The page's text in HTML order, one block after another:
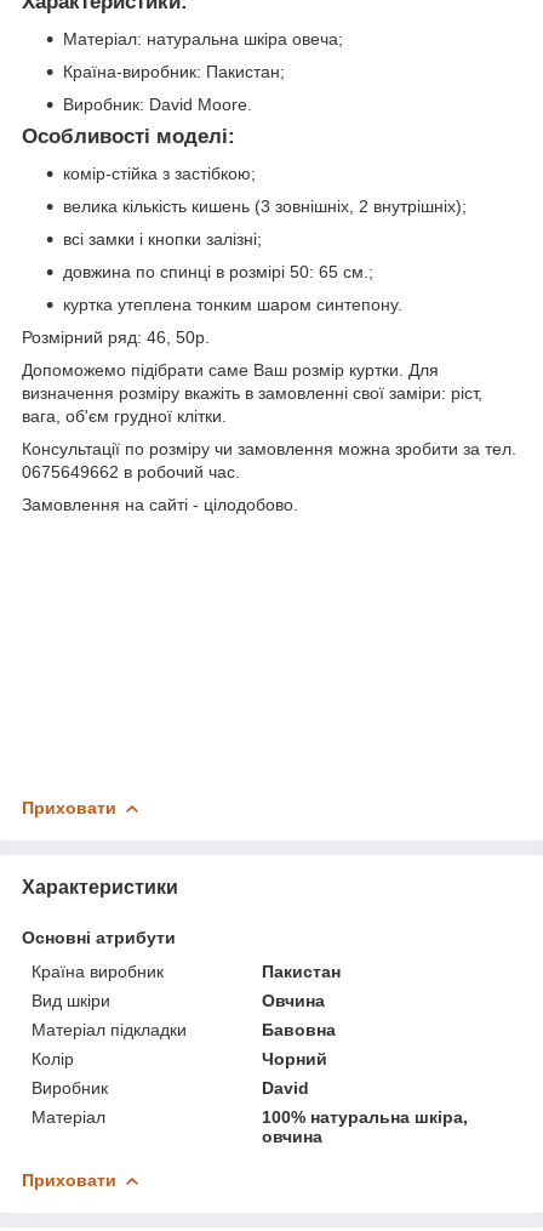
Матеріал: натуральна шкіра овеча;
Країна-виробник: Пакистан;
Виробник: David Moore.
Особливості моделі:
комір-стійка з застібкою;
велика кількість кишень (3 зовнішніх, 2 внутрішніх);
всі замки і кнопки залізні;
довжина по спинці в розмірі 50: 65 см.;
куртка утеплена тонким шаром синтепону.
Розмірний ряд: 46, 50р.
Допоможемо підібрати саме Ваш розмір куртки. Для
визначення розміру вкажіть в замовленні свої заміри: ріст,
вага, об'єм грудної клітки.
Консультації по розміру чи замовлення можна зробити за тел.
0675649662 в робочий час.
Замовлення на сайті - цілодобово.
Приховати
Характеристики
Основні атрибути
Країна виробник
Пакистан
Вид шкіри
Овчина
Матеріал підкладки
Бавовна
Колір
Чорний
Виробник
David
Матеріал
100% натуральна шкіра,
овчина
Приховати